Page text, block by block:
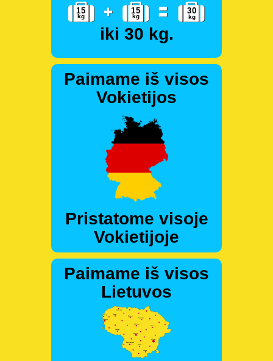
iki 30 kg.
Paimame iš visos
Vokietijos
Pristatome visoje
Vokietijoje
Paimame iš visos
Lietuvos